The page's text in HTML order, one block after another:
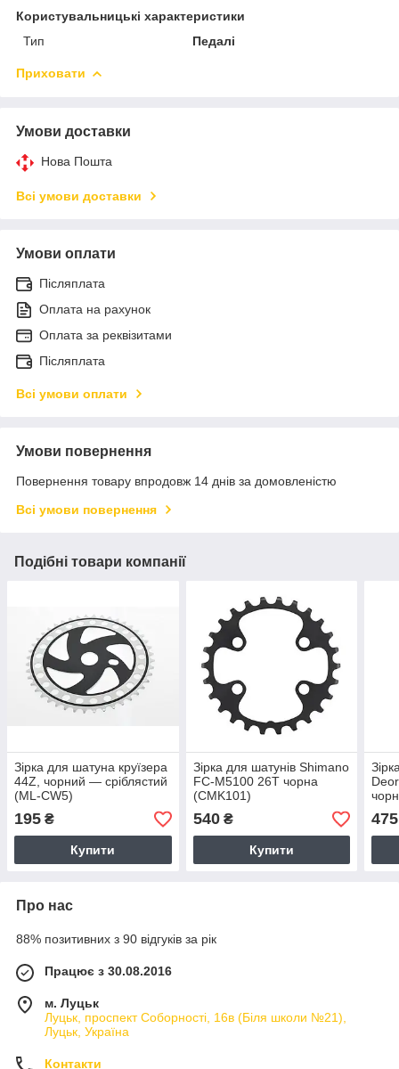
Користувальницькі характеристики
Тип
Педалі
Приховати
Умови доставки
Нова Пошта
Всі умови доставки
Умови оплати
Післяплата
Оплата на рахунок
Оплата за реквізитами
Післяплата
Всі умови оплати
Умови повернення
Повернення товару впродовж 14 днів за домовленістю
Всі умови повернення
Подібні товари компанії
Зірка для шатуна круїзера
44Z, чорний — сріблястий
(ML-CW5)
195 ₴
Купити
Зірка для шатунів Shimano
FC-M5100 26T чорна
(CMK101)
540₴
Купити
475
Про нас
88% позитивних з 90 відгуків за рік
Працює з 30.08.2016
м. Луцьк
Луцьк, проспект Соборності, 16в (Біля школи №21),
Луцьк, Україна
Контакти